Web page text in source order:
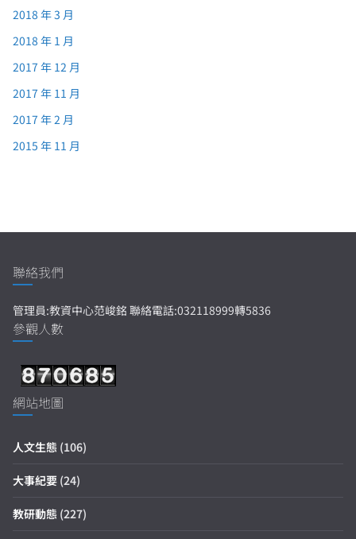
2018 年 3 月
2018 年 1 月
2017 年 12 月
2017 年 11 月
2017 年 2 月
2015 年 11 月
聯絡我們
管理員:教資中心范峻銘 聯絡電話:032118999轉5836
參觀人數
網站地圖
人文生態 (106)
大事紀要 (24)
教研動態 (227)